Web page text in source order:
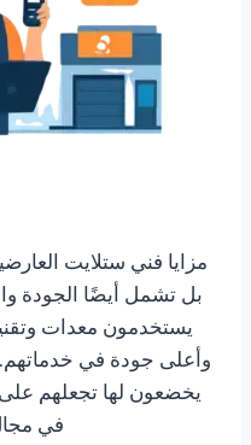
مزايا فني ستلايت
بل تشمل أيضًا الجودة
يستخدمون معدات
وأعلى جودة في
يخضعون لها تجعلهم
في